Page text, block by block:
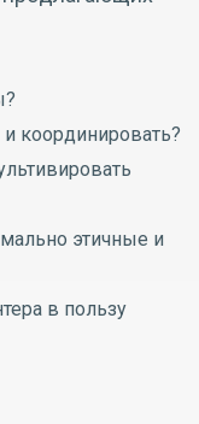
координировать?
этичные и
в пользу